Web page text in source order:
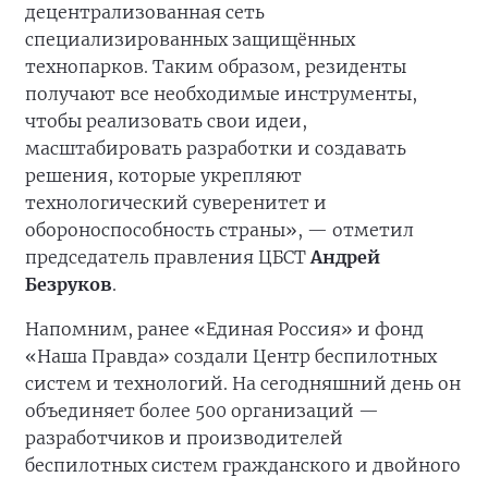
децентрализованная сеть
специализированных защищённых
технопарков. Таким образом, резиденты
получают все необходимые инструменты,
чтобы реализовать свои идеи,
масштабировать разработки и создавать
решения, которые укрепляют
технологический суверенитет и
обороноспособность страны», — отметил
председатель правления ЦБСТАндрей
Безруков.
Напомним, ранее «Единая Россия» и фонд
«Наша Правда» создали Центр беспилотных
систем и технологий. На сегодняшний день он
объединяет более 500 организаций —
разработчиков и производителей
беспилотных систем гражданского и двойного